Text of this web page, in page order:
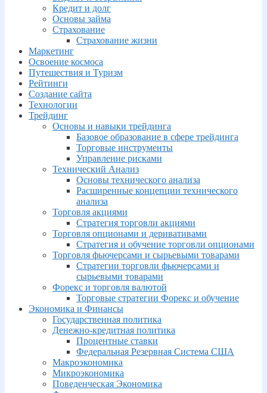
Кредит и долг
Основы займа
Страхование
Страхование жизни
Маркетинг
Освоение космоса
Путешествия и Туризм
Рейтинги
Создание сайта
Технологии
Трейдинг
Основы и навыки трейдинга
Базовое образование в сфере трейдинга
Торговые инструменты
Управление рисками
Технический Анализ
Основы технического анализа
Расширенные концепции технического
анализа
Торговля акциями
Стратегия торговли акциями
Торговля опционами и деривативами
Стратегия и обучение торговли опционами
Торговля фьючерсами и сырьевыми товарами
Стратегии торговли фьючерсами и
сырьевыми товарами
Форекс и торговля валютой
Торговые стратегии Форекс и обучение
Экономика и Финансы
Государственная политика
Денежно-кредитная политика
Процентные ставки
Федеральная Резервная Система США
Макроэкономика
Микроэкономика
Поведенческая Экономика